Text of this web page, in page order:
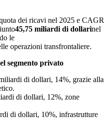
dei ricavi nel 2025 e CAGR
45,75 miliardi di dollarinel
le
operazioni transfrontaliere.
segmento privato
di dollari, 14%, grazie alla
di dollari, 12%, zone
di dollari, 10%, infrastrutture